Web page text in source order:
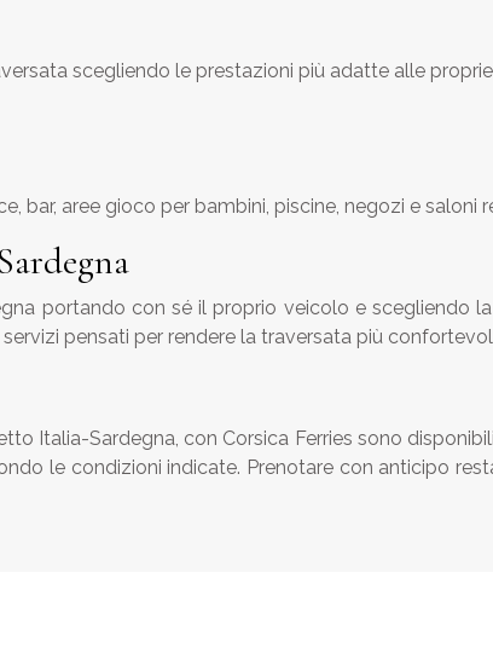
scegliendo le prestazioni più adatte alle
bar, aree gioco per bambini, piscine, negozi e saloni
portando con sé il proprio veicolo e scegliendo
pensati per rendere la traversata più
Italia-Sardegna, con Corsica Ferries sono
le condizioni indicate. Prenotare con anticipo